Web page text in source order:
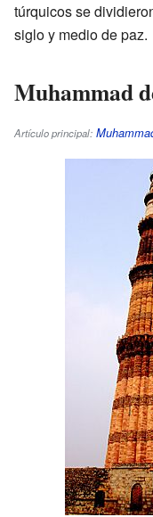
túrquicos se
siglo y medio de paz.
Muhammad
Artículo principal: